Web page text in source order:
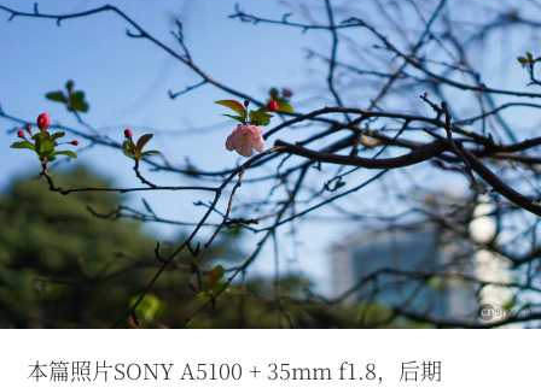
本篇照片SONY A5100 + 35mm f1.8，后期